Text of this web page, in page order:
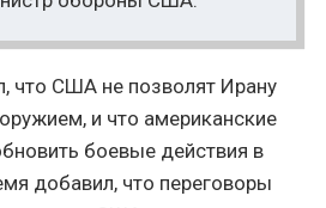
что США не позволят Ирану
и что американские
боевые действия в
добавил, что переговоры